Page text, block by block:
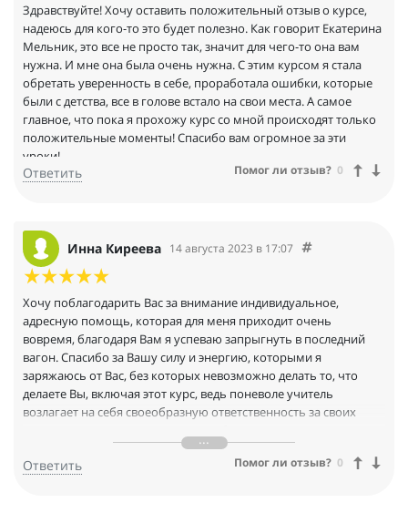
Здравствуйте! Хочу оставить положительный отзыв о курсе,
надеюсь для кого-то это будет полезно. Как говорит Екатерина
Мельник, это все не просто так, значит для чего-то она вам
нужна. И мне она была очень нужна. С этим курсом я стала
обретать уверенность в себе, проработала ошибки, которые
были с детства, все в голове встало на свои места. А самое
главное, что пока я прохожу курс со мной происходят только
положительные моменты! Спасибо вам огромное за эти
уроки!
Ответить Помог ли отзыв? 0
Инна Киреева 14 августа 2023 в 17:07
Хочу поблагодарить Вас за внимание индивидуальное,
адресную помощь, которая для меня приходит очень
вовремя, благодаря Вам я успеваю запрыгнуть в последний
вагон. Спасибо за Вашу силу и энергию, которыми я
заряжаюсь от Вас, без которых невозможно делать то, что
делаете Вы, включая этот курс, ведь поневоле учитель
возлагает на себя своеобразную ответственность за своих
всегда рядом и всегда оставляете свободу и необходимость
для самостоятельных решений ! Спасибо большое!!!
Ответить Помог ли отзыв? 0